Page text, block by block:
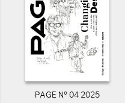
PAGE N° 04 2025